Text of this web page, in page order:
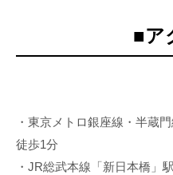
■ア
・東京メトロ銀座線・半蔵
徒歩1分
・JR総武本線「新日本橋